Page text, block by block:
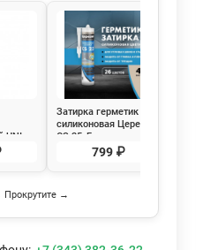
UNI
Затирка герметик
силиконовая Церезит
CS 25, Багама
(бежевый) 280 мл
799 ₽
Прокрутите →